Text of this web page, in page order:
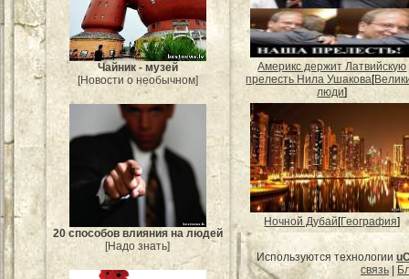
Чайник - музей
[Новости о необычном]
20 способов влияния на людей
[Надо знать]
Америкс держит Латвийскую
прелесть Нила Ушакова[
люди]
Ночной Дубай [География]
Используются технологии
связь